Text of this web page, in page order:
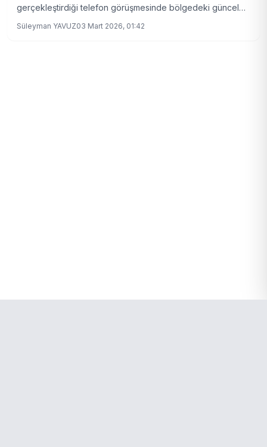
gerçekleştirdiği telefon görüşmesinde bölgedeki güncel
Süleyman YAVUZ03 Mart 2026, 01:42